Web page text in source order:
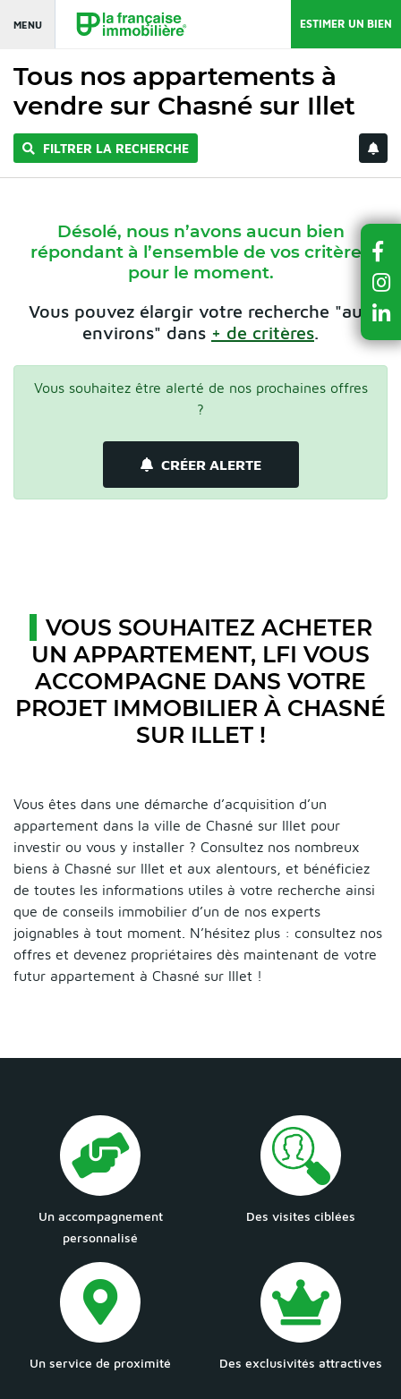
MENU ESTIMER UN BIEN
Tous nos appartements à
vendre sur Chasné sur Illet
FILTRER LA RECHERCHE
Désolé, nous n’avons aucun bien
répondant à l’ensemble de vos critères
pour le moment.
Vous pouvez élargir votre recherche "aux
environs" dans + de critères.
Vous souhaitez être alerté de nos prochaines offres
?
CRÉER ALERTE
VOUS SOUHAITEZ ACHETER
UN APPARTEMENT, LFI VOUS
ACCOMPAGNE DANS VOTRE
PROJET IMMOBILIER À CHASNÉ
SUR ILLET !
Vous êtes dans une démarche d’acquisition d’un
appartement dans la ville de Chasné sur Illet pour
investir ou vous y installer ? Consultez nos nombreux
biens à Chasné sur Illet et aux alentours, et bénéficiez
de toutes les informations utiles à votre recherche ainsi
que de conseils immobilier d’un de nos experts
joignables à tout moment. N’hésitez plus : consultez nos
offres et devenez propriétaires dès maintenant de votre
futur appartement à Chasné sur Illet !
Un accompagnement
personnalisé
Des visites ciblées
Un service de proximité Des exclusivités attractives